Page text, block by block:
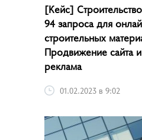
[Кейс]
94 запроса для
строительных
Продвижение сайта
реклама
01.02.2023 в 9:02